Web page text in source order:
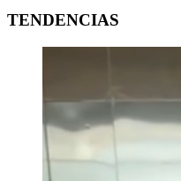
TENDENCIAS